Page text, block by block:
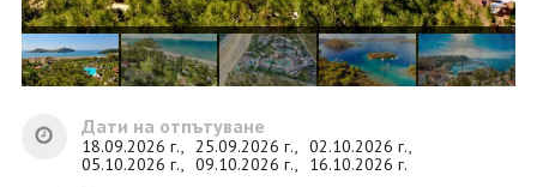
Дати на отпътуване
18.09.2026 г., 25.09.2026 г., 02.10.2026 г.,
05.10.2026 г., 09.10.2026 г., 16.10.2026 г.